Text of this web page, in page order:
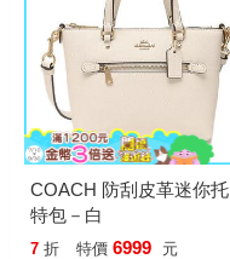
COACH 防刮皮革迷你托
特包－白
7 折 特價 6999 元